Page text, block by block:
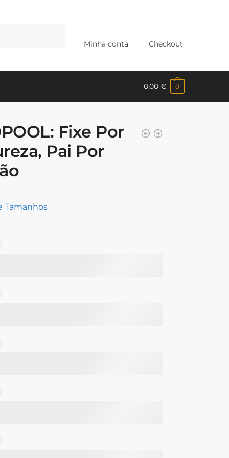
Minha conta Checkout
0,00 € 0
Fixe Por
Pai Por
Tamanhos